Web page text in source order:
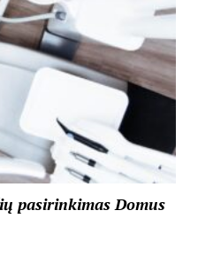
pasirinkimas Domus